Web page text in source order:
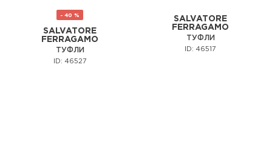
- 40 %
SALVATORE
FERRAGAMO
ТУФЛИ
ID: 46527
SALVATORE
FERRAGAMO
ТУФЛИ
ID: 46517